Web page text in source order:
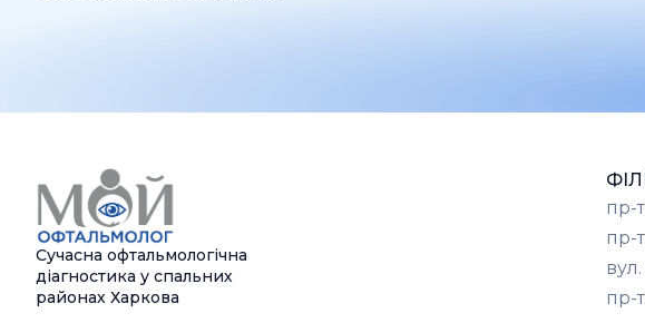
Сучасна офтальмологічна
діагностика у спальних
районах Харкова
пр-
пр-
пр-